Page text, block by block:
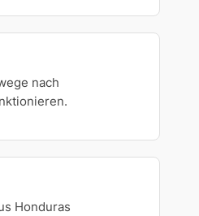
nach
Honduras